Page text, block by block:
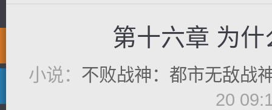
第十六章 为
小说： 不败战神：都市无敌战
20